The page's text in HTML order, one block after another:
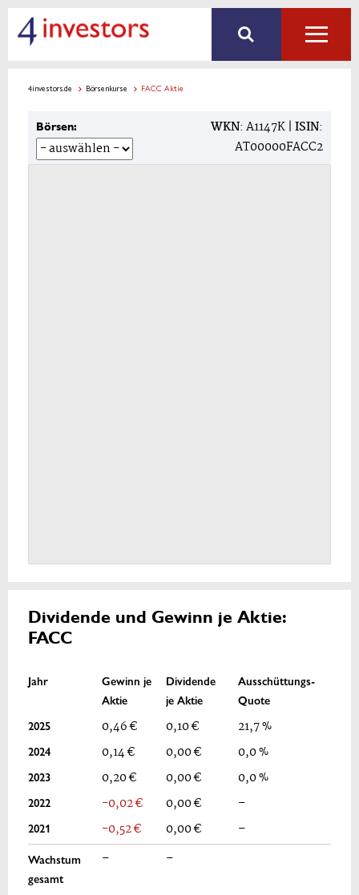
4investors.de Börsenkurse FACC Aktie
Börsen: WKN: A1147K | ISIN:
AT00000FACC2
Dividende und Gewinn je Aktie:
FACC
Jahr
Gewinn je
Aktie
Dividende
je Aktie
Ausschüttungs-
Quote
2025
0,46 € 0,10 € 21,7 %
2024 0,14 € 0,00 € 0,0 %
2023 0,20 € 0,00 € 0,0 %
2022 -0,02 € 0,00 € –
2021 -0,52 € 0,00 € –
Wachstum
gesamt
– –